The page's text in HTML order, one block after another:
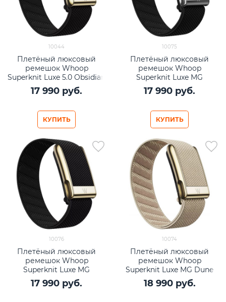
10044
Плетёный люксовый
ремешок Whoop
Superknit Luxe 5.0 Obsidian
with Gold
17 990 руб.
КУПИТЬ
10075
Плетёный люксовый
ремешок Whoop
Superknit Luxe MG
Obsidian with Titanium
17 990 руб.
КУПИТЬ
10076
Плетёный люксовый
ремешок Whoop
Superknit Luxe MG
Obsidian with Gold
17 990 руб.
10074
Плетёный люксовый
ремешок Whoop
Superknit Luxe MG Dune
with Gold
18 990 руб.